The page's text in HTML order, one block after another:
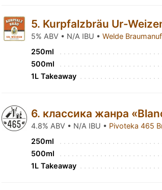
5. Kurpfalzbräu Ur-
5% ABV • N/A IBU •Welde
250ml
500ml
1L Takeaway
6. классика жанра
4.8% ABV • N/A IBU • Pivoteka 465
250ml
500ml
1L Takeaway